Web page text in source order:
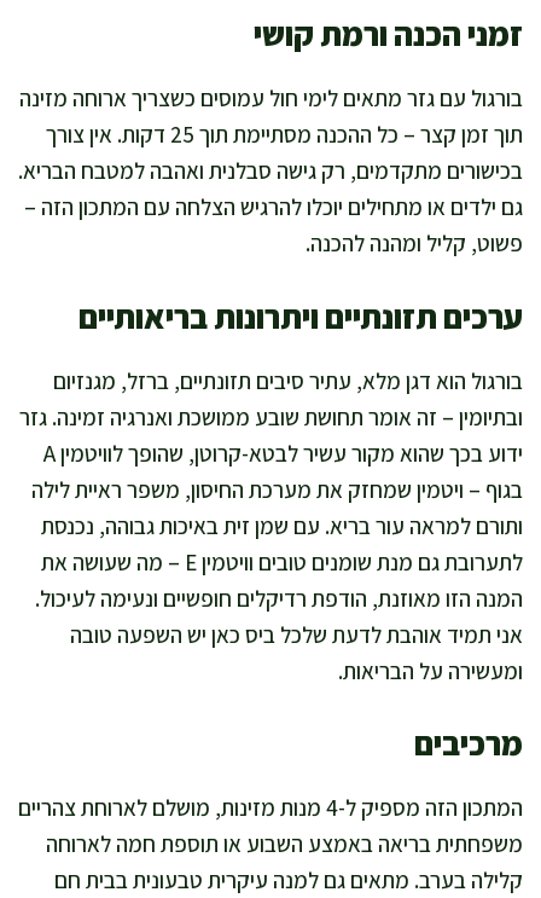
זמני הכנה ורמת קושי
בורגול עם גזר מתאים לימי חול עמוסים כשצריך ארוחה מזינה
תוך זמן קצר – כל ההכנה מסתיימת תוך 25 דקות. אין צורך
בכישורים מתקדמים, רק גישה סבלנית ואהבה למטבח הבריא.
גם ילדים או מתחילים יוכלו להרגיש הצלחה עם המתכון הזה –
פשוט, קליל ומהנה להכנה.
ערכים תזונתיים ויתרונות בריאותיים
בורגול הוא דגן מלא, עתיר סיבים תזונתיים, ברזל, מגנזיום
ובתיומין – זה אומר תחושת שובע ממושכת ואנרגיה זמינה. גזר
ידוע בכך שהוא מקור עשיר לבטא-קרוטן, שהופך לוויטמין A
בגוף – ויטמין שמחזק את מערכת החיסון, משפר ראיית לילה
ותורם למראה עור בריא. עם שמן זית באיכות גבוהה, נכנסת
לתערובת גם מנת שומנים טובים וויטמין E – מה שעושה את
המנה הזו מאוזנת, הודפת רדיקלים חופשיים ונעימה לעיכול.
אני תמיד אוהבת לדעת שלכל ביס כאן יש השפעה טובה
ומעשירה על הבריאות.
מרכיבים
המתכון הזה מספיק ל-4 מנות מזינות, מושלם לארוחת צהריים
משפחתית בריאה באמצע השבוע או תוספת חמה לארוחה
קלילה בערב. מתאים גם למנה עיקרית טבעונית בבית חם